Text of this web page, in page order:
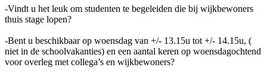
-Vindt u het leuk om studenten te begeleiden die bij wijkbewoners
thuis stage lopen?
-Bent u beschikbaar op woensdag van +/- 13.15u tot +/- 14.15u, (
niet in de schoolvakanties) en een aantal keren op woensdagochtend
voor overleg met collega’s en wijkbewoners?